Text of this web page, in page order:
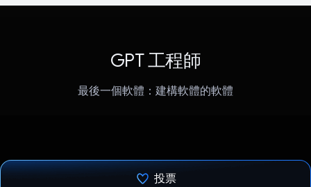
GPT 工程師
最後一個軟體：建構軟體的軟體
投票